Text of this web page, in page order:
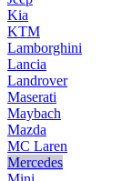
Kia
KTM
Lamborghini
Lancia
Landrover
Maserati
Maybach
Mazda
MC Laren
Mercedes